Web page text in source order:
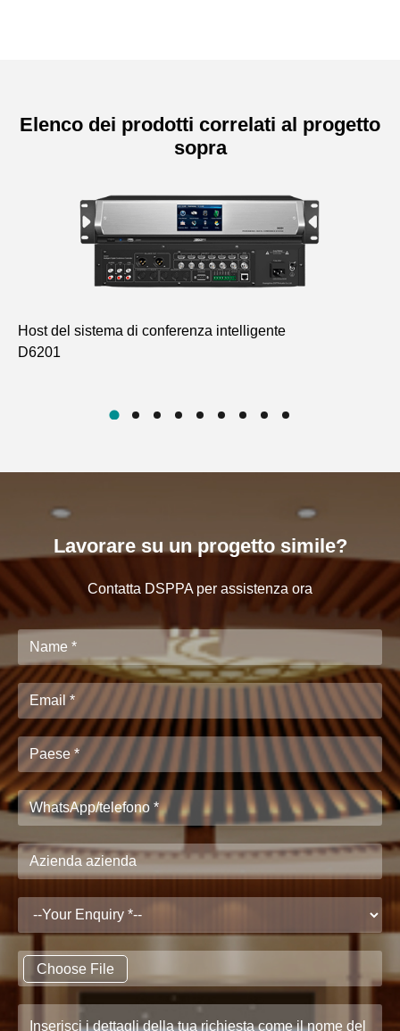
Elenco dei prodotti correlati al progetto
sopra
Host del sistema di conferenza intelligente
D6201
Lavorare su un progetto simile?
Contatta DSPPA per assistenza ora
Choose File